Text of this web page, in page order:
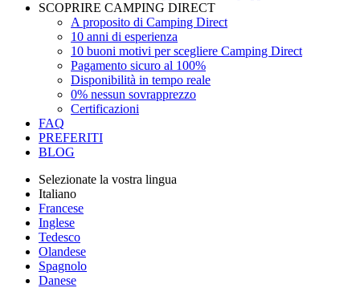
SCOPRIRE CAMPING DIRECT
A proposito di Camping Direct
10 anni di esperienza
10 buoni motivi per scegliere Camping Direct
Pagamento sicuro al 100%
Disponibilità in tempo reale
0% nessun sovrapprezzo
Certificazioni
FAQ
PREFERITI
BLOG
Selezionate la vostra lingua
Italiano
Francese
Inglese
Tedesco
Olandese
Spagnolo
Danese